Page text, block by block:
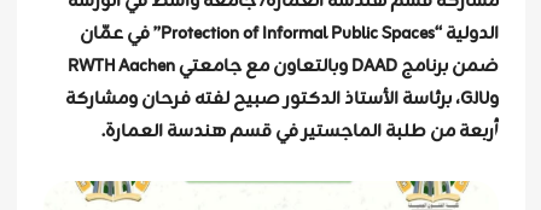
الدولية “Protection of Informal Public Spaces” في عمّان
ضمن برنامج DAAD وبالتعاون مع جامعتي RWTH Aachen
وGJU، برئاسة الأستاذ الدكتور صبيح لفته فرحان ومشاركة
أربعة من طلبة الماجستير في قسم هندسة العمارة.